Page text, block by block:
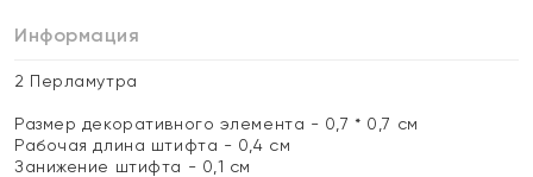
Информация
2 Перламутра
Размер декоративного элемента - 0,7 * 0,7 см
Рабочая длина штифта - 0,4 см
Занижение штифта - 0,1 см